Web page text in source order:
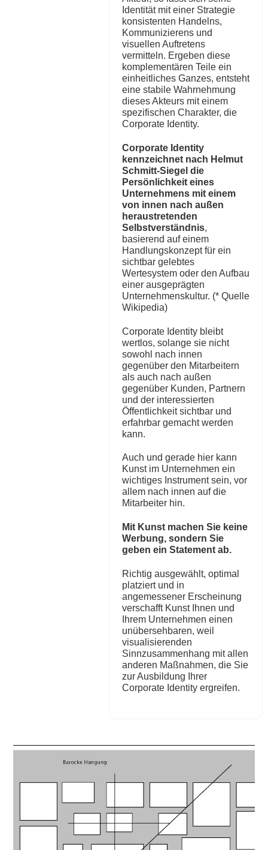
Identität mit einer Strategie
konsistenten Handelns,
Kommunizierens und
visuellen Auftretens
vermitteln. Ergeben diese
komplementären Teile ein
einheitliches Ganzes, entsteht
eine stabile Wahrnehmung
dieses Akteurs mit einem
spezifischen Charakter, die
Corporate Identity.
Corporate Identity
kennzeichnet nach Helmut
Schmitt-Siegel die
Persönlichkeit eines
Unternehmens mit einem
von innen nach außen
heraustretenden
Selbstverständnis,
basierend auf einem
Handlungskonzept für ein
sichtbar gelebtes
Wertesystem oder den Aufbau
einer ausgeprägten
Unternehmenskultur. (* Quelle
Wikipedia)
Corporate Identity bleibt
wertlos, solange sie nicht
sowohl nach innen
gegenüber den Mitarbeitern
als auch nach außen
gegenüber Kunden, Partnern
und der interessierten
Öffentlichkeit sichtbar und
erfahrbar gemacht werden
kann.
Auch und gerade hier kann
Kunst im Unternehmen ein
wichtiges Instrument sein, vor
allem nach innen auf die
Mitarbeiter hin.
Mit Kunst machen Sie keine
Werbung, sondern Sie
geben ein Statement ab.
Richtig ausgewählt, optimal
platziert und in
angemessener Erscheinung
verschafft Kunst Ihnen und
Ihrem Unternehmen einen
unübersehbaren, weil
visualisierenden
Sinnzusammenhang mit allen
anderen Maßnahmen, die Sie
zur Ausbildung Ihrer
Corporate Identity ergreifen.